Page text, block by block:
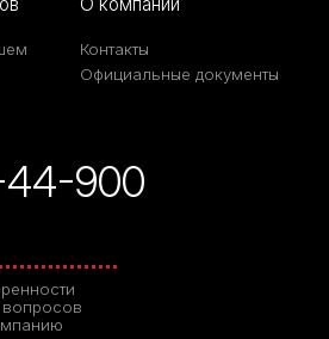
О компании
Контакты
Официальные документы
44-900